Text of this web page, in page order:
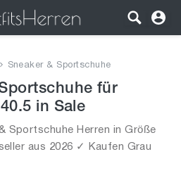
Sneaker & Sportschuhe
für
in Sale
Sportschuhe Herren in Größe
aus 2026 ✓ Kaufen Grau
Männer in Größe 40.5 in Sale!